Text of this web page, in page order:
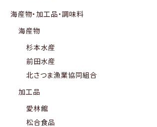
海産物・加工品・調味料
海産物
杉本水産
前田水産
北さつま漁業協同組合
加工品
愛林館
松合食品